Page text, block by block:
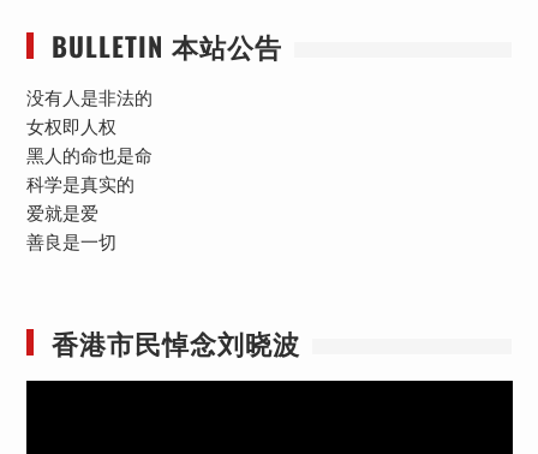
BULLETIN 本站公告
没有人是非法的
女权即人权
黑人的命也是命
科学是真实的
爱就是爱
善良是一切
香港市民悼念刘晓波